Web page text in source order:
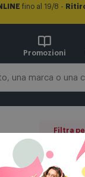
fino al 19/8 -
Promozioni
Filtra
0 filtri